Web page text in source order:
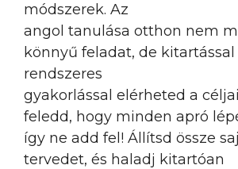
módszerek. Az
angol tanulása otthon nem
könnyű feladat, de kitartással
rendszeres
gyakorlással elérheted a
feledd, hogy minden apró
így ne add fel! Állítsd össze
tervedet, és haladj kitartóan